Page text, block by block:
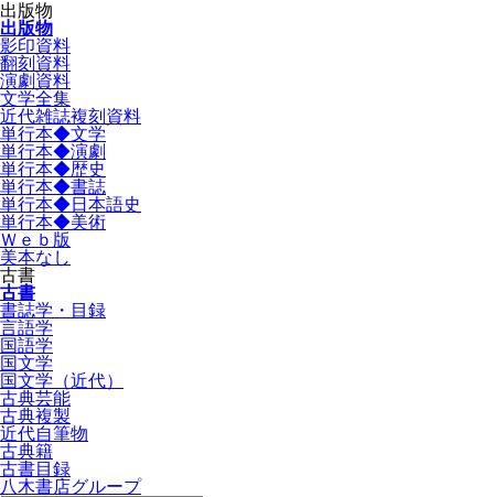
出版物
出版物
影印資料
翻刻資料
演劇資料
文学全集
近代雑誌複刻資料
単行本◆文学
単行本◆演劇
単行本◆歴史
単行本◆書誌
単行本◆日本語史
単行本◆美術
Ｗｅｂ版
美本なし
古書
古書
書誌学・目録
言語学
国語学
国文学
国文学（近代）
古典芸能
古典複製
近代自筆物
古典籍
古書目録
八木書店グループ